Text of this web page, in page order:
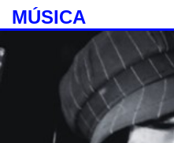
MÚSICA